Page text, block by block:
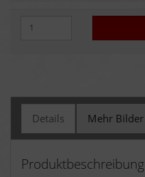
Details Mehr Bilder
Produktbeschreibung